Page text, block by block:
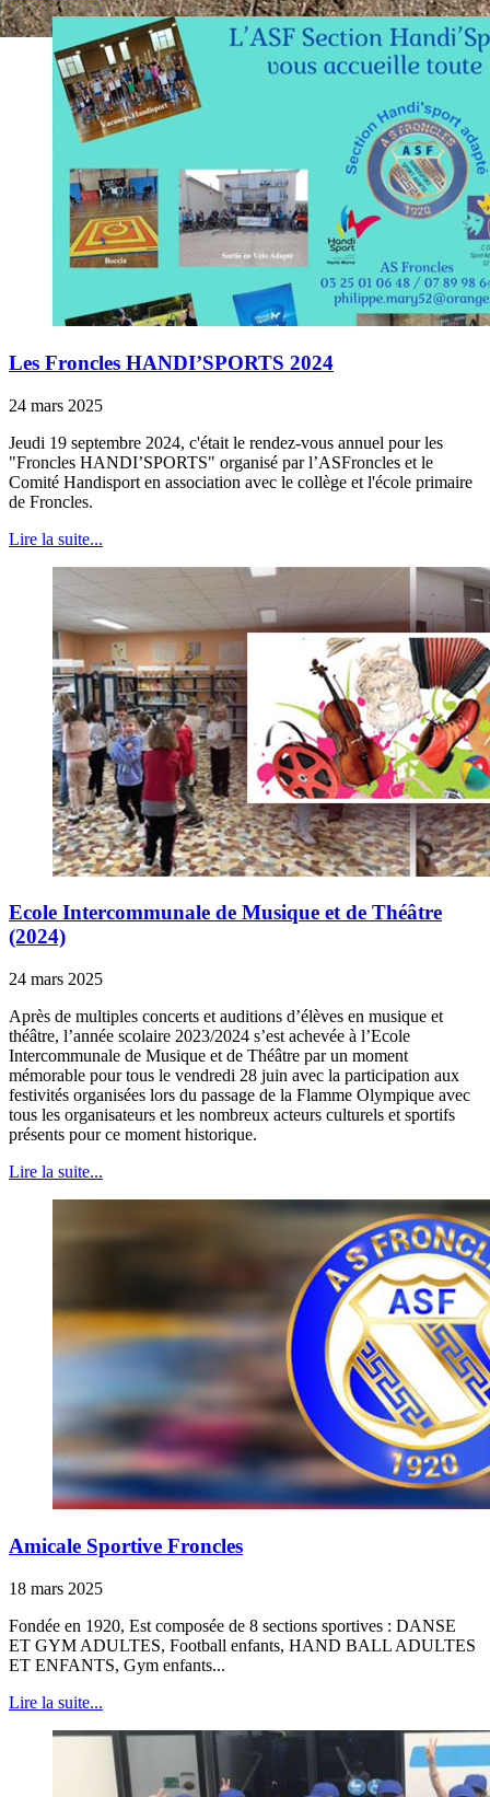
Les Froncles HANDI’SPORTS 2024
24 mars 2025
Jeudi 19 septembre 2024, c'était le rendez-vous annuel pour les
"Froncles HANDI’SPORTS" organisé par l’ASFroncles et le
Comité Handisport en association avec le collège et l'école primaire
de Froncles.
Lire la suite...
Ecole Intercommunale de Musique et de Théâtre
(2024)
24 mars 2025
Après de multiples concerts et auditions d’élèves en musique et
théâtre, l’année scolaire 2023/2024 s’est achevée à l’Ecole
Intercommunale de Musique et de Théâtre par un moment
mémorable pour tous le vendredi 28 juin avec la participation aux
festivités organisées lors du passage de la Flamme Olympique avec
tous les organisateurs et les nombreux acteurs culturels et sportifs
présents pour ce moment historique.
Lire la suite...
Amicale Sportive Froncles
18 mars 2025
Fondée en 1920, Est composée de 8 sections sportives : DANSE
ET GYM ADULTES, Football enfants, HAND BALL ADULTES
ET ENFANTS, Gym enfants...
Lire la suite...